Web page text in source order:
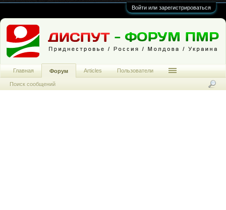
Войти или зарегистрироваться
Главная Форум
Поиск сообщений
Articles Пользователи